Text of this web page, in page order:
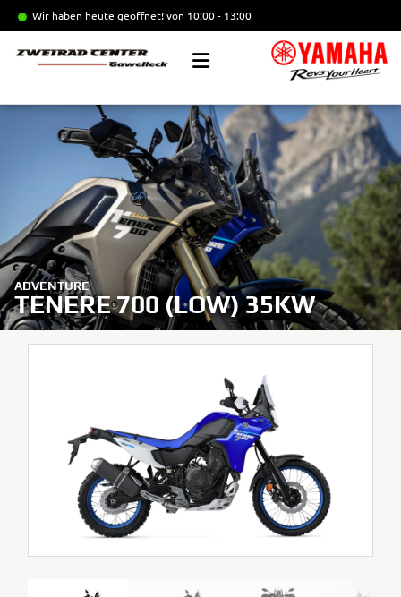
Wir haben heute geöffnet!von 10:00 - 13:00
ADVENTURE
TENERE 700 (LOW) 35KW